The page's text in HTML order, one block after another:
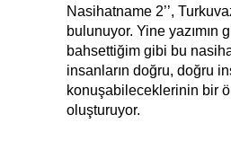
Nasihatname 2’’,
bulunuyor. Yine yazımın
bahsettiğim gibi bu
insanların doğru, doğru
konuşabileceklerinin bir
oluşturuyor.